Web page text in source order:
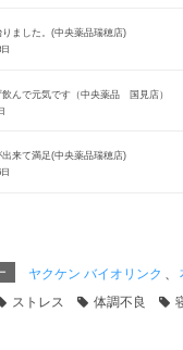
ました。(中央薬品瑞穂店)
飲んで元気です（中央薬品 国見店）
出来て満足(中央薬品瑞穂店)
ヤクケン バイオリンク 、
ストレス 体調不良